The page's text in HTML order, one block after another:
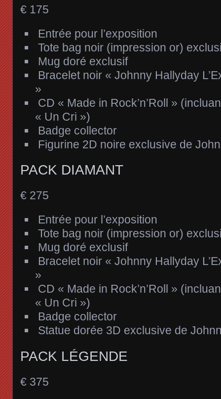
€ 175
Entrée pour l’exposition
Tote bag noir (impression or)
Mug doré exclusif
Bracelet noir « Johnny Hallyday
»
CD « Made in Rock’n’Roll »
« Un Cri »)
Badge collector
Figurine 2D noire exclusive de
PACK DIAMANT
€ 275
Entrée pour l’exposition
Tote bag noir (impression or)
Mug doré exclusif
Bracelet noir « Johnny Hallyday
»​
CD « Made in Rock’n’Roll »
« Un Cri »)
Badge collector​
Statue dorée 3D exclusive de
PACK LÉGENDE
€ 375